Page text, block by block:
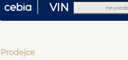
VIN
Prodejce